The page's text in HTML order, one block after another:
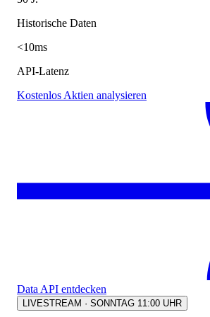
Historische Daten
<10ms
API-Latenz
Kostenlos Aktien analysieren
Data API entdecken
LIVESTREAM · SONNTAG 11:00 UHR